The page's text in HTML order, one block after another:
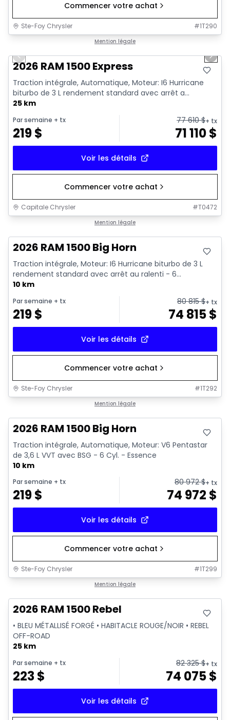
Commencer votre achat
Ste-Foy Chrysler #1T290
Mention légale
Previous slide Next
2026 RAM 1500 Express
Traction intégrale, Automatique, Moteur: I6 Hurricane
biturbo de 3 L rendement standard avec arrêt a...
25 km
Par semaine + tx
219$
77 610$+ tx
71 110$
Voir les détails
Commencer votre achat
Capitale Chrysler #T0472
Mention légale
2026 RAM 1500 Big Horn
Traction intégrale, Moteur: I6 Hurricane biturbo de 3 L
rendement standard avec arrêt au ralenti - 6...
10 km
Par semaine + tx
219$
80 815$+ tx
74 815$
Voir les détails
Commencer votre achat
Ste-Foy Chrysler #1T292
Mention légale
2026 RAM 1500 Big Horn
Traction intégrale, Automatique, Moteur: V6 Pentastar
de 3,6 L VVT avec BSG - 6 Cyl. - Essence
10 km
Par semaine + tx
219$
80 972$+ tx
74 972 $
Voir les détails
Commencer votre achat
Ste-Foy Chrysler #1T299
Mention légale
2026 RAM 1500 Rebel
• BLEU MÉTALLISÉ FORGÉ • HABITACLE ROUGE/NOIR • REBEL
OFF-ROAD
25 km
Par semaine + tx
223$
82 325$+ tx
74 075$
Voir les détails